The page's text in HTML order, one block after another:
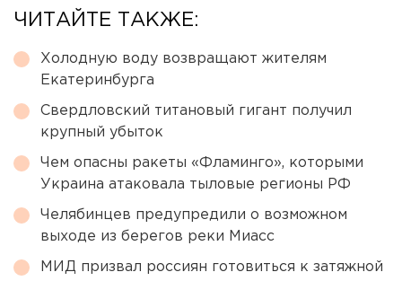
ЧИТАЙТЕ ТАКЖЕ:
Холодную воду возвращают жителям
Екатеринбурга
Свердловский титановый гигант получил
крупный убыток
Чем опасны ракеты «Фламинго», которыми
Украина атаковала тыловые регионы РФ
Челябинцев предупредили о возможном
выходе из берегов реки Миасс
МИД призвал россиян готовиться к затяжной